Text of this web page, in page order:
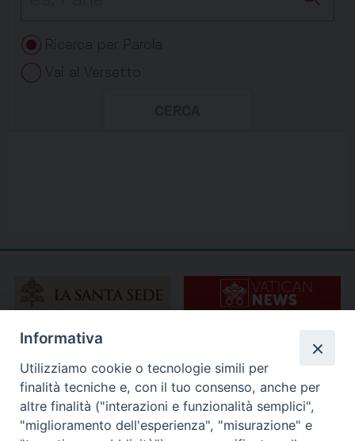
Informativa
Utilizziamo cookie o tecnologie simili per
finalità tecniche e, con il tuo consenso, anche per
altre finalità ("interazioni e funzionalità semplici",
"miglioramento dell'esperienza", "misurazione" e